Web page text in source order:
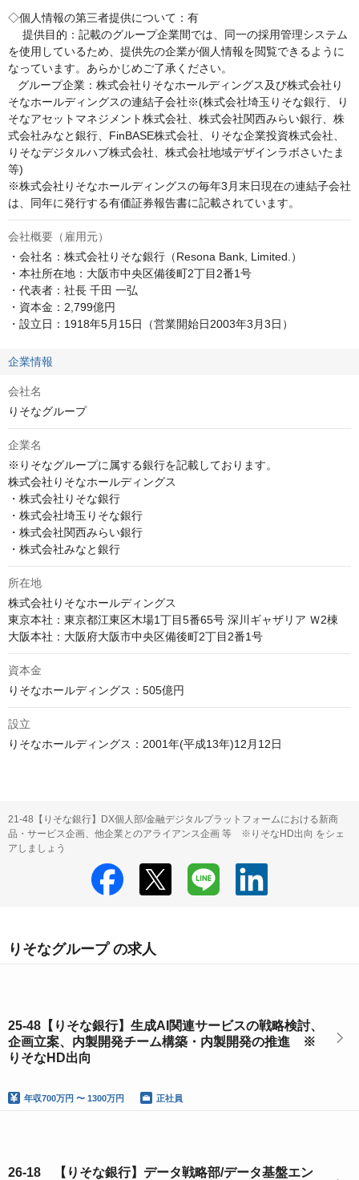
◇個人情報の第三者提供について：有
提供目的：記載のグループ企業間では、同一の採用管理システム
を使用しているため、提供先の企業が個人情報を閲覧できるように
なっています。あらかじめご了承ください。
そなホールディングスの連結子会社※(株式会社埼玉りそな銀行、り
そなアセットマネジメント株式会社、株式会社関西みらい銀行、株
式会社みなと銀行、FinBASE株式会社、りそな企業投資株式会社、
りそなデジタルハブ株式会社、株式会社地域デザインラボさいたま
等)
※株式会社りそなホールディングスの毎年3月末日現在の連結子会社
は、同年に発行する有価証券報告書に記載されています。
会社概要（雇用元）
・会社名：株式会社りそな銀行（Resona Bank, Limited.）
・本社所在地：大阪市中央区備後町2丁目2番1号
・代表者：社長 千田 一弘
・資本金：2,799億円
・設立日：1918年5月15日（営業開始日2003年3月3日）
企業情報
会社名
りそなグループ
企業名
※りそなグループに属する銀行を記載しております。
株式会社りそなホールディングス
・株式会社りそな銀行
・株式会社埼玉りそな銀行
・株式会社関西みらい銀行
・株式会社みなと銀行
所在地
株式会社りそなホールディングス
東京本社：東京都江東区木場1丁目5番65号 深川ギャザリア Ｗ2棟
資本金
設立
りそなホールディングス：2001年(平成13年)12月12日
21-48【りそな銀行】DX個人部/金融デジタルプラットフォームにおける新商
品・サービス企画、他企業とのアライアンス企画 等 ※りそなHD出向 をシェ
アしましょう
りそなグループ の求人
25-48【りそな銀行】生成AI関連サービスの戦略検討、
企画立案、内製開発チーム構築・内製開発の推進 ※
りそなHD出向
年収700万円 〜 1300万円 正社員
26-18 【りそな銀行】データ戦略部/データ基盤エン